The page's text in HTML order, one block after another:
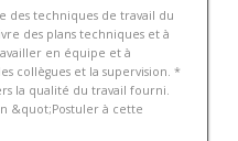
des techniques de travail du
des plans techniques et à
en équipe et à
collègues et la supervision. *
la qualité du travail fourni.
&quot;Postuler à cette